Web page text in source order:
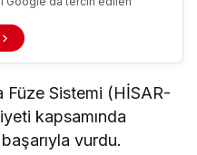
Sistemi (HİSAR-
kapsamında
vurdu.